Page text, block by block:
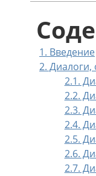
1. Введение
2. Диалоги,
2.1.
2.2.
2.3.
2.4.
2.5.
2.6.
2.7.